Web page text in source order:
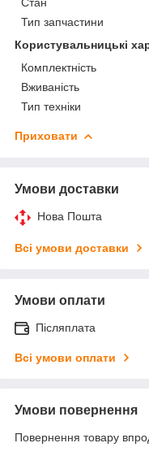
Тип запчастини
Користувальницькі
Комплектність
Вживаність
Тип техніки
Приховати
Умови доставки
Нова Пошта
Всі умови доставки
Умови оплати
Післяплата
Всі умови оплати
Умови повернення
Повернення товару